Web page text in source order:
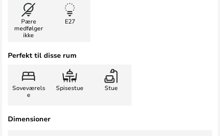
Pære
medfølger
ikke
E27
Perfekt til disse rum
Soveværels
e
Spisestue Stue
Dimensioner